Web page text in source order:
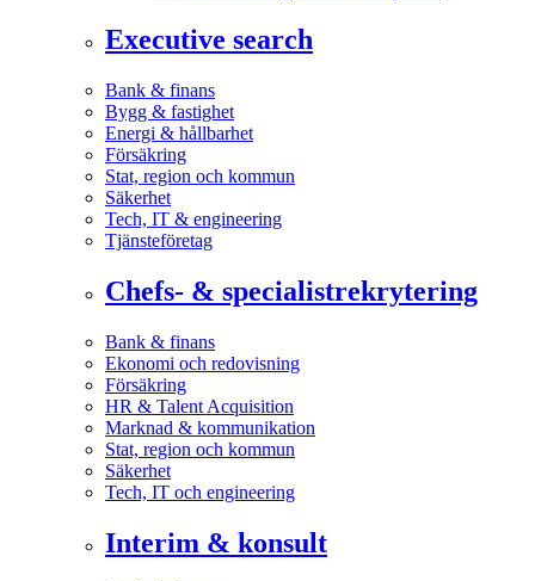
Executive search
Bank & finans
Bygg & fastighet
Energi & hållbarhet
Försäkring
Stat, region och kommun
Säkerhet
Tech, IT & engineering
Tjänsteföretag
Chefs- & specialistrekrytering
Bank & finans
Ekonomi och redovisning
Försäkring
HR & Talent Acquisition
Marknad & kommunikation
Stat, region och kommun
Säkerhet
Tech, IT och engineering
Interim & konsult